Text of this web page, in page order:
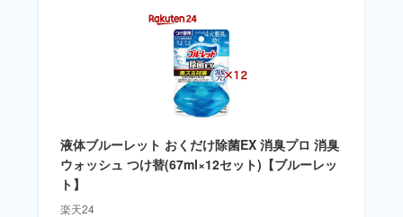
液体ブルーレット おくだけ除菌EX 消臭プロ 消臭
ウォッシュ つけ替(67ml×12セット)【ブルーレッ
ト】
楽天24